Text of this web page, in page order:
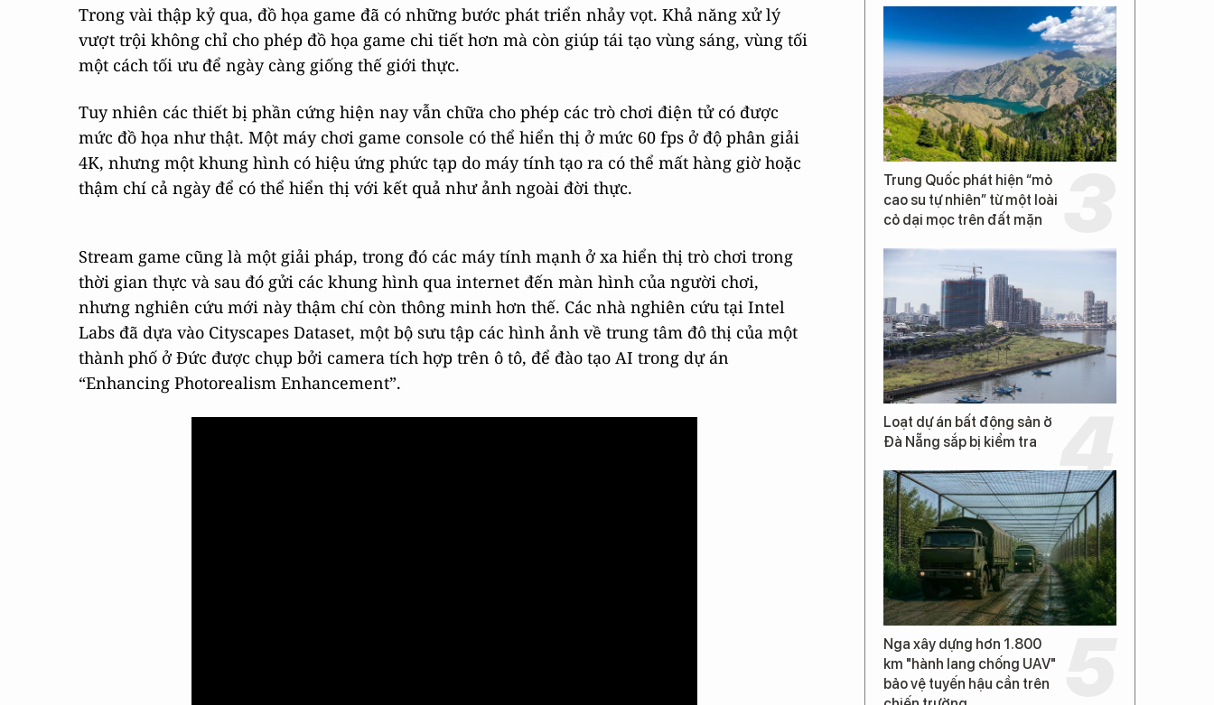
Trong vài thập kỷ qua, đồ họa game đã có những bước phát triển nhảy vọt. Khả năng xử lý
vượt trội không chỉ cho phép đồ họa game chi tiết hơn mà còn giúp tái tạo vùng sáng, vùng tối
một cách tối ưu để ngày càng giống thế giới thực.
Tuy nhiên các thiết bị phần cứng hiện nay vẫn chữa cho phép các trò chơi điện tử có được
mức đồ họa như thật. Một máy chơi game console có thể hiển thị ở mức 60 fps ở độ phân giải
4K, nhưng một khung hình có hiệu ứng phức tạp do máy tính tạo ra có thể mất hàng giờ hoặc
thậm chí cả ngày để có thể hiển thị với kết quả như ảnh ngoài đời thực.
Stream game cũng là một giải pháp, trong đó các máy tính mạnh ở xa hiển thị trò chơi trong
thời gian thực và sau đó gửi các khung hình qua internet đến màn hình của người chơi,
nhưng nghiên cứu mới này thậm chí còn thông minh hơn thế. Các nhà nghiên cứu tại Intel
Labs đã dựa vào Cityscapes Dataset, một bộ sưu tập các hình ảnh về trung tâm đô thị của một
thành phố ở Đức được chụp bởi camera tích hợp trên ô tô, để đào tạo AI trong dự án
“Enhancing Photorealism Enhancement”.
Trung Quốc phát hiện “mỏ
cao su tự nhiên” từ một loài
cỏ dại mọc trên đất mặn
Loạt dự án bất động sản ở
Đà Nẵng sắp bị kiểm tra
Nga xây dựng hơn 1.800
km "hành lang chống UAV"
bảo vệ tuyến hậu cần trên